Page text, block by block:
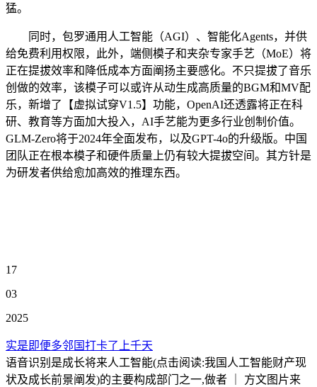
猛。
同时，包罗通用人工智能（AGI）、智能化Agents，并供
给免费利用权限，此外，端侧模子和夹杂专家手艺（MoE）将
正在提拔效率和降低成本方面阐扬主要感化。不只提拔了音乐
创做的效率，该模子可以或许从动生成高质量的BGM和MV配
乐，新增了【虚拟试穿V1.5】功能，OpenAI还透露将正在科
研、教育等方面加大投入，AI手艺能为更多行业创制价值。
GLM-Zero将于2024年全面发布，以及GPT-4o的升级版。中国
团队正在根本模子和硬件质量上仍有较大提拔空间。其方针是
为研发者供给愈加高效的推理东西。
17
03
2025
实是即便多邻国打卡了上千天
语音识别是成长将来人工智能(点击阅读:我国人工智能财产现
状及成长前景阐发)的主要构成部门之一,做者 ｜ 方文图片来